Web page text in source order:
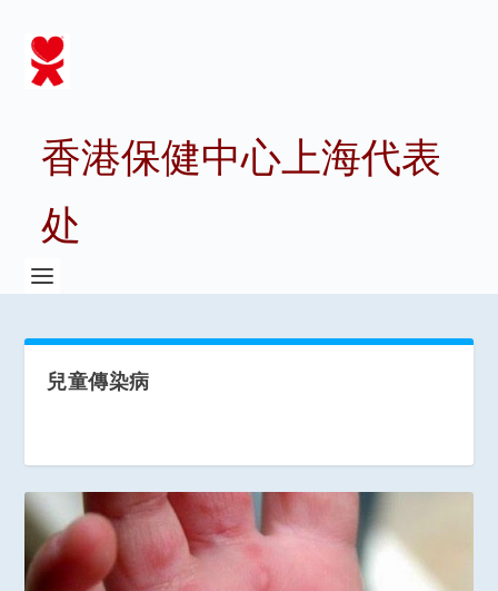
香港保健中心上海代表
处
兒童傳染病